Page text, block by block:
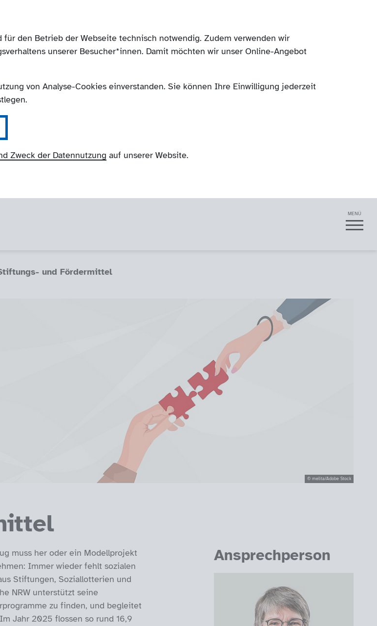
den Betrieb der Webseite technisch notwendig. Zudem verwenden wir
unserer Besucher*innen. Damit möchten wir unser Online-Angebot
von Analyse-Cookies einverstanden. Sie können Ihre Einwilligung jederzeit
Zweck der Datennutzung auf unserer Website.
MENÜ
und Fördermittel
© melita/Adobe Stock
muss her oder ein Modellprojekt
Immer wieder fehlt sozialen
Stiftungen, Soziallotterien und
NRW unterstützt seine
zu finden, und begleitet
Jahr 2025 flossen so rund 16,9
Ansprechperson